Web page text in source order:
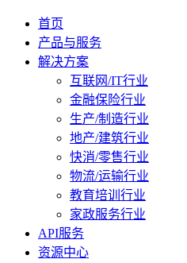
首页
产品与服务
解决方案
互联网/IT行业
金融保险行业
生产/制造行业
地产/建筑行业
快消/零售行业
物流/运输行业
教育培训行业
家政服务行业
API服务
资源中心